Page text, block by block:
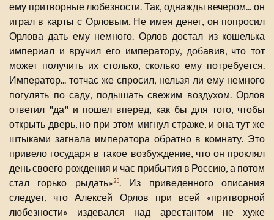
ему притворные любезности. Так, однажды вечером... он
играл в карты с Орловым. Не имея денег, он попросил
Орлова дать ему немного. Орлов достал из кошелька
империал и вручил его императору, добавив, что тот
может получить их столько, сколько ему потребуется.
Император... тотчас же спросил, нельзя ли ему немного
погулять по саду, подышать свежим воздухом. Орлов
ответил "да" и пошел вперед, как бы для того, чтобы
открыть дверь, но при этом мигнул страже, и она тут же
штыками загнала императора обратно в комнату. Это
привело государя в такое возбуждение, что он проклял
день своего рождения и час прибытия в Россию, а потом
стал горько рыдать»25. Из приведенного описания
следует, что Алексей Орлов при всей «притворной
любезности» издевался над арестантом не хуже